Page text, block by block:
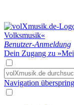
Benutzer-Anmeldung
Dein Zugang zu
Navigation